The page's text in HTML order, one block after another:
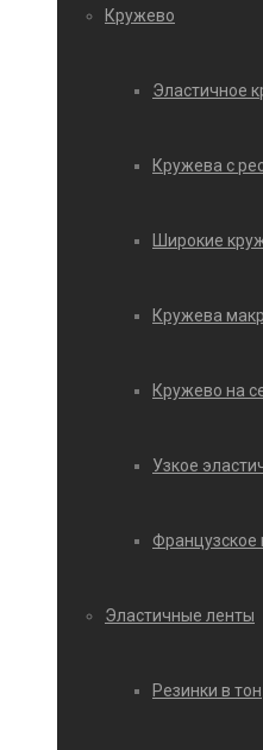
Кружево
Эластичное
Кружева с
Широкие
Кружева
Кружево на
Узкое
Французское
Эластичные ленты
Резинки в тон